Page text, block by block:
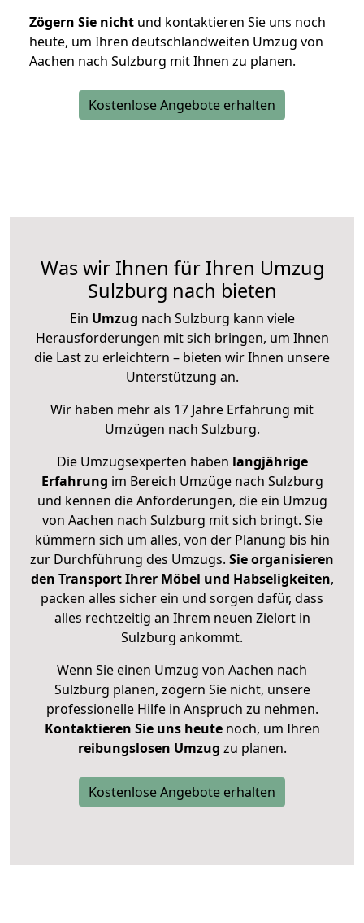
Zögern Sie nicht und kontaktieren Sie uns noch
heute, um Ihren deutschlandweiten Umzug von
Aachen nach Sulzburg mit Ihnen zu planen.
Kostenlose Angebote erhalten
Was wir Ihnen für Ihren Umzug
Sulzburg nach bieten
Ein Umzug nach Sulzburg kann viele
Herausforderungen mit sich bringen, um Ihnen
die Last zu erleichtern – bieten wir Ihnen unsere
Unterstützung an.
Wir haben mehr als 17 Jahre Erfahrung mit
Umzügen nach Sulzburg.
Die Umzugsexperten haben langjährige
Erfahrung im Bereich Umzüge nach Sulzburg
und kennen die Anforderungen, die ein Umzug
von Aachen nach Sulzburg mit sich bringt. Sie
kümmern sich um alles, von der Planung bis hin
zur Durchführung des Umzugs. Sie organisieren
den Transport Ihrer Möbel und Habseligkeiten,
packen alles sicher ein und sorgen dafür, dass
alles rechtzeitig an Ihrem neuen Zielort in
Sulzburg ankommt.
Wenn Sie einen Umzug von Aachen nach
Sulzburg planen, zögern Sie nicht, unsere
professionelle Hilfe in Anspruch zu nehmen.
Kontaktieren Sie uns heutenoch, um Ihren
reibungslosen Umzug zu planen.
Kostenlose Angebote erhalten